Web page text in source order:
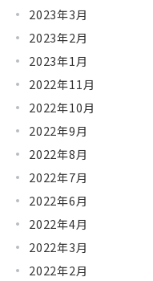
2023年3月
2023年2月
2023年1月
2022年11月
2022年10月
2022年9月
2022年8月
2022年7月
2022年6月
2022年4月
2022年3月
2022年2月